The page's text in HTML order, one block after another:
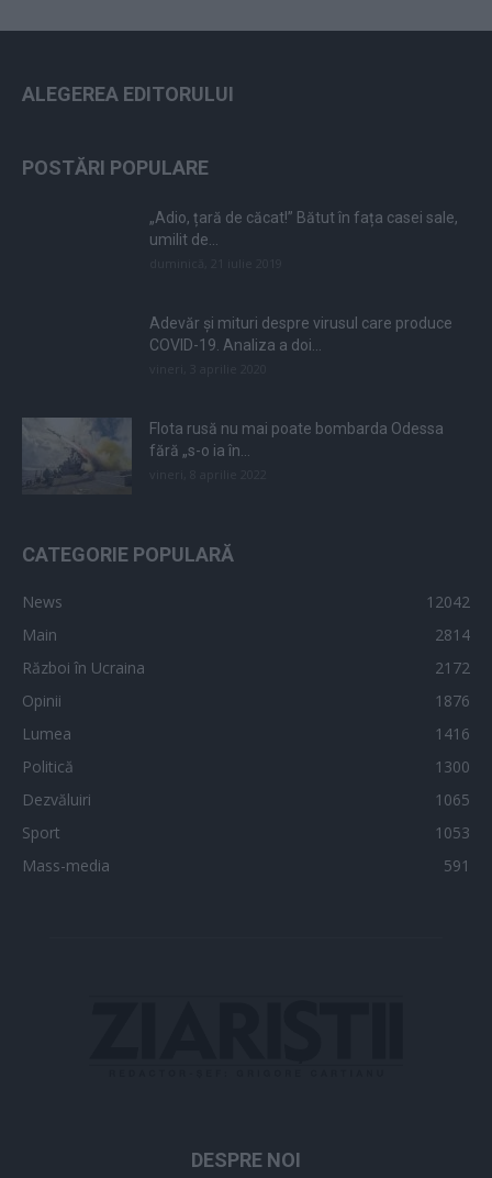
ALEGEREA EDITORULUI
POSTĂRI POPULARE
„Adio, țară de căcat!” Bătut în fața casei sale,
umilit de...
Adevăr și mituri despre virusul care produce
COVID-19. Analiza a doi...
Flota rusă nu mai poate bombarda Odessa
fără „s-o ia în...
CATEGORIE POPULARĂ
News
12042
Main
2814
Război în Ucraina
2172
Opinii
1876
Lumea
1416
Politică
1300
Dezvăluiri
1065
Sport
1053
Mass-media
591
DESPRE NOI